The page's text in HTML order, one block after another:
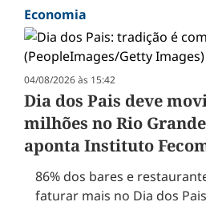
Economia
04/08/2026 às 15:42
Dia dos Pais deve
milhões no Rio
aponta Instituto
86% dos bares e
faturar mais no Dia dos